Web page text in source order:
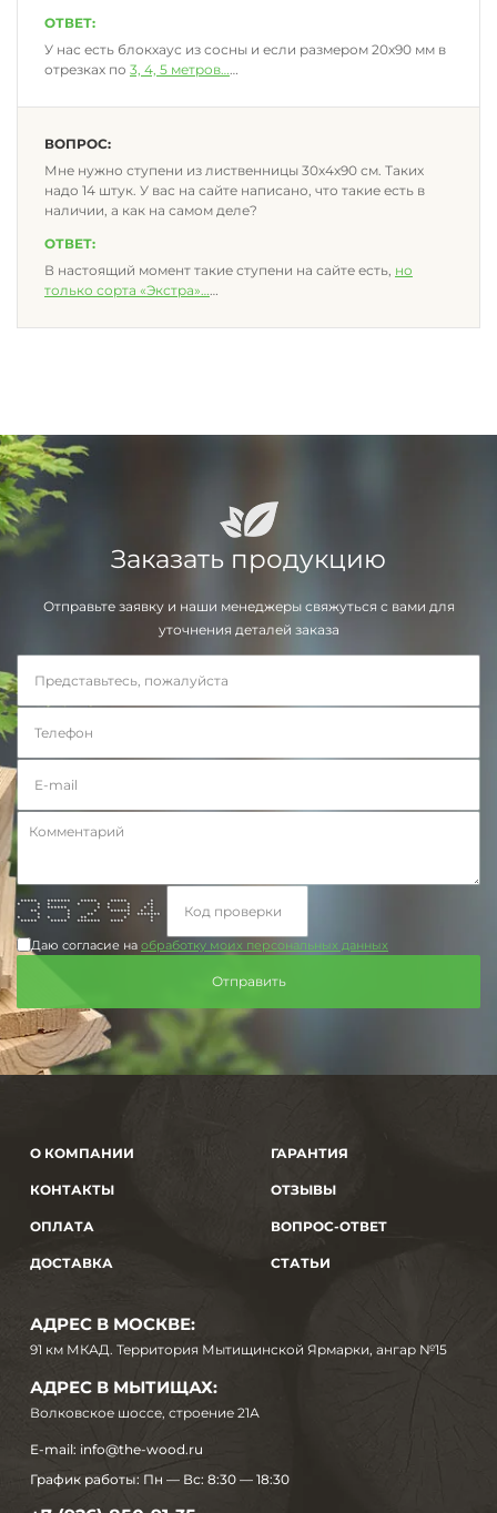
ОТВЕТ:
У нас есть блокхаус из сосны и если размером 20х90 мм в
отрезках по 3, 4, 5 метров
ВОПРОС:
Мне нужно ступени из лиственницы 30х4х90 см. Таких
надо 14 штук. У вас на сайте написано, что такие есть в
наличии, а как на самом деле?
ОТВЕТ:
В настоящий момент такие ступени на сайте есть, но
только сорта «Экстра»
Заказать продукцию
Отправьте заявку и наши менеджеры свяжуться с вами для
уточнения деталей заказа
***** ******* ***** ***** *
* * * * * * * **
* ****** * * * * *
** * * ****** * *
* * ** * *******
* * * * ** * *
***** ***** ******* **** *
Даю согласие на обработку моих персональных данных
О КОМПАНИИ
КОНТАКТЫ
ОПЛАТА
ДОСТАВКА
ГАРАНТИЯ
ОТЗЫВЫ
ВОПРОС-ОТВЕТ
СТАТЬИ
АДРЕС В МОСКВЕ:
91 км МКАД. Территория Мытищинской Ярмарки, ангар №15
АДРЕС В МЫТИЩАХ:
Волковское шоссе, строение 21А
E-mail: info@the-wood.ru
График работы: Пн — Вс: 8:30 — 18:30